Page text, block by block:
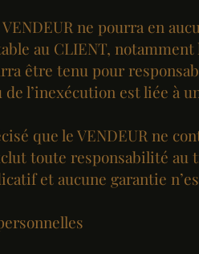
ne pourra en
au CLIENT, notamment
être tenu pour
de l’inexécution est liée à
que le VENDEUR ne
toute responsabilité
et aucune garantie